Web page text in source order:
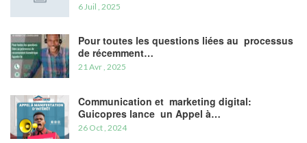
6 Juil , 2025
Pour toutes les questions liées au processus
de récemment…
21 Avr , 2025
Communication et marketing digital:
Guicopres lance un Appel à…
26 Oct , 2024